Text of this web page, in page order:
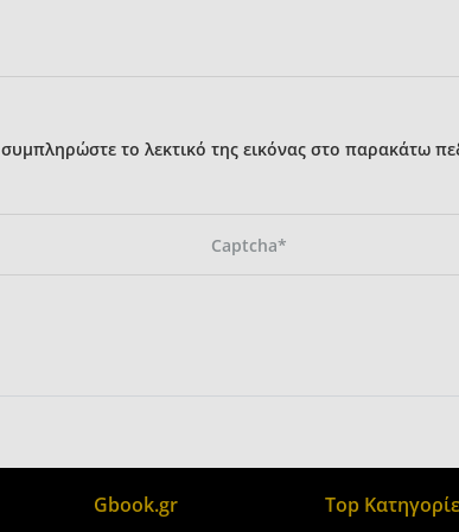
συμπληρώστε το λεκτικό της εικόνας στο παρακάτω
Gbook.gr Top